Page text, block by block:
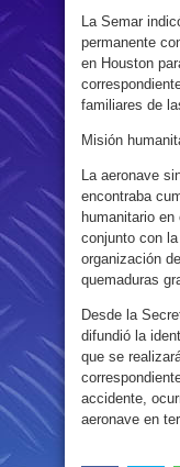
La Semar
permanente
en Houston
familiares de
Misión
La aeronave
encontraba
humanitario
conjunto con
organización
quemaduras
Desde la
difundió la
que se
accidente,
aeronave en